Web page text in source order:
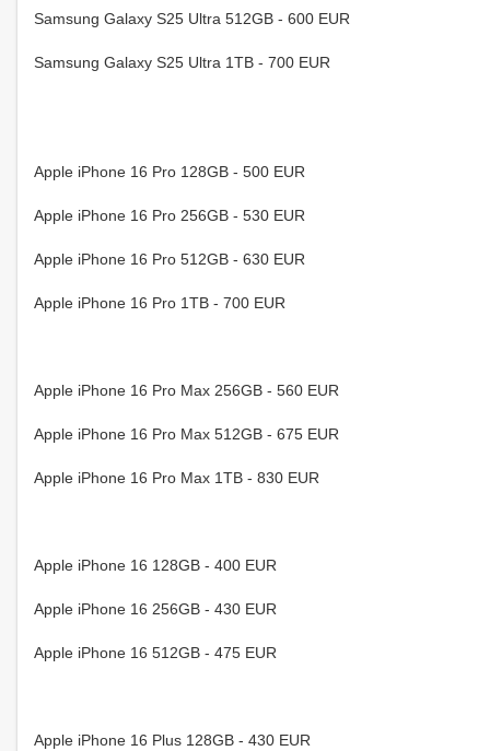
Samsung Galaxy S25 Ultra 512GB - 600 EUR
Samsung Galaxy S25 Ultra 1TB - 700 EUR
Apple iPhone 16 Pro 128GB - 500 EUR
Apple iPhone 16 Pro 256GB - 530 EUR
Apple iPhone 16 Pro 512GB - 630 EUR
Apple iPhone 16 Pro 1TB - 700 EUR
Apple iPhone 16 Pro Max 256GB - 560 EUR
Apple iPhone 16 Pro Max 512GB - 675 EUR
Apple iPhone 16 Pro Max 1TB - 830 EUR
Apple iPhone 16 128GB - 400 EUR
Apple iPhone 16 256GB - 430 EUR
Apple iPhone 16 512GB - 475 EUR
Apple iPhone 16 Plus 128GB - 430 EUR